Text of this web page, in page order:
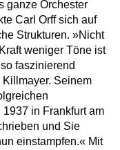
ganze Orchester
Carl Orff sich auf
Strukturen. »Nicht
weniger Töne ist
faszinierend
Seinem
in Frankfurt am
und Sie
einstampfen.« Mit